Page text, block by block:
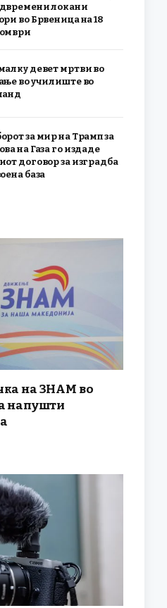
локани
во Брвеница на 18
девет мртви во
во училиште во
за мир на Трамп за
на Газа го издаде
договор за изградба
база
на ЗНАМ во
напушти